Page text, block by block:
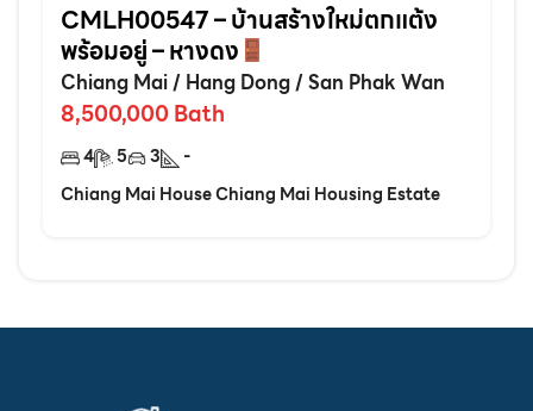
CMLH00547 – บ้านสร้างใหม่ตกแต้ง
พร้อมอยู่ – หางดง
Chiang Mai/ Hang Dong/San Phak Wan
8,500,000 Bath
4 5 3
-
Chiang Mai House Chiang Mai Housing Estate